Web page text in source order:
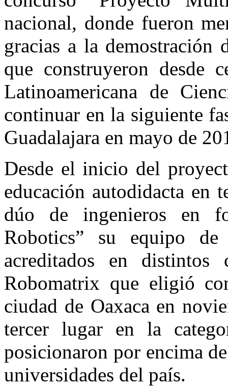
nacional, donde fueron
gracias a la
que construyeron desde
Latinoamericana de
continuar en la siguiente
Guadalajara en mayo de
Desde el inicio del
educación autodidacta en
dúo de ingenieros en
Robotics” su equipo
acreditados en
Robomatrix que eligió
ciudad de Oaxaca en
tercer lugar en la
posicionaron por encima
universidades del país.